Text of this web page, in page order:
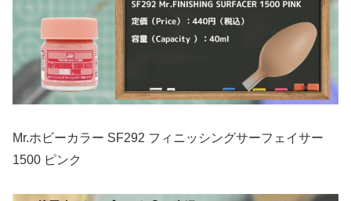
Mr.ホビーカラー SF292 フィニッシングサーフェイサー
1500 ピンク